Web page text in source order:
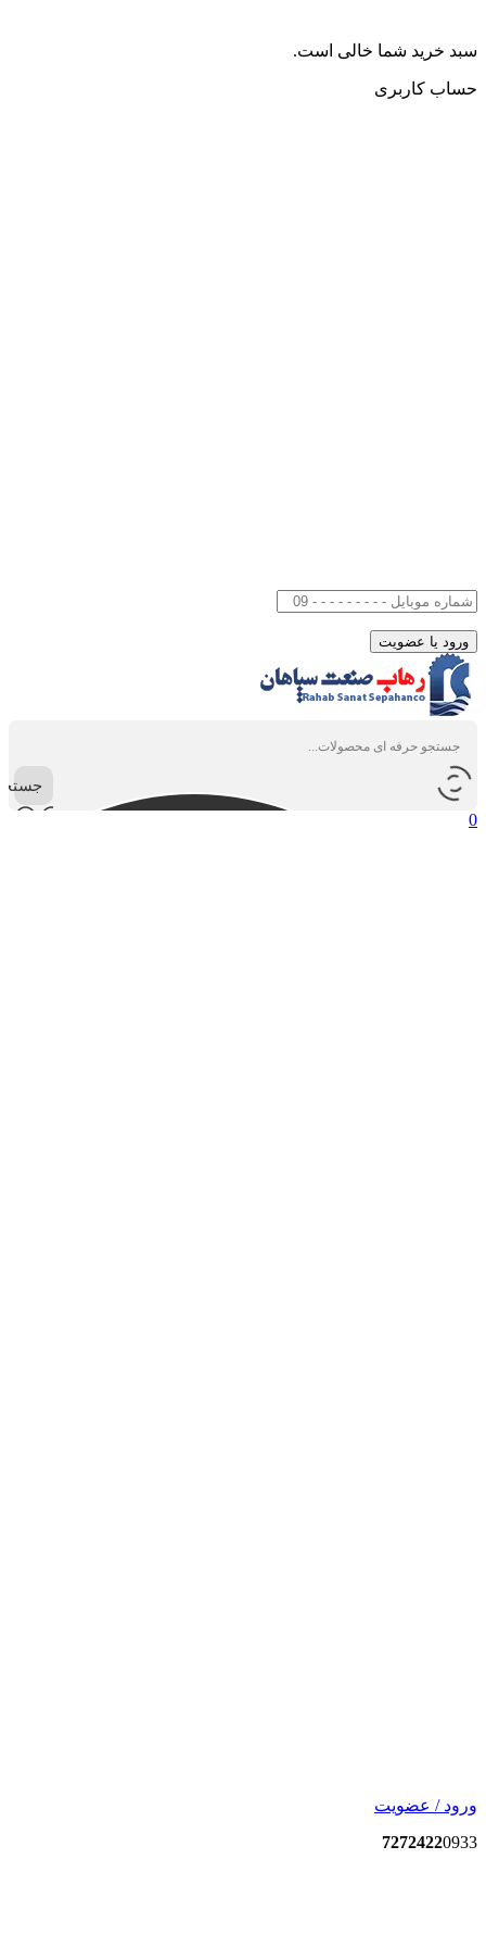
سبد خرید شما خالی است.
حساب کاربری
0
ورود / عضویت
72724220933